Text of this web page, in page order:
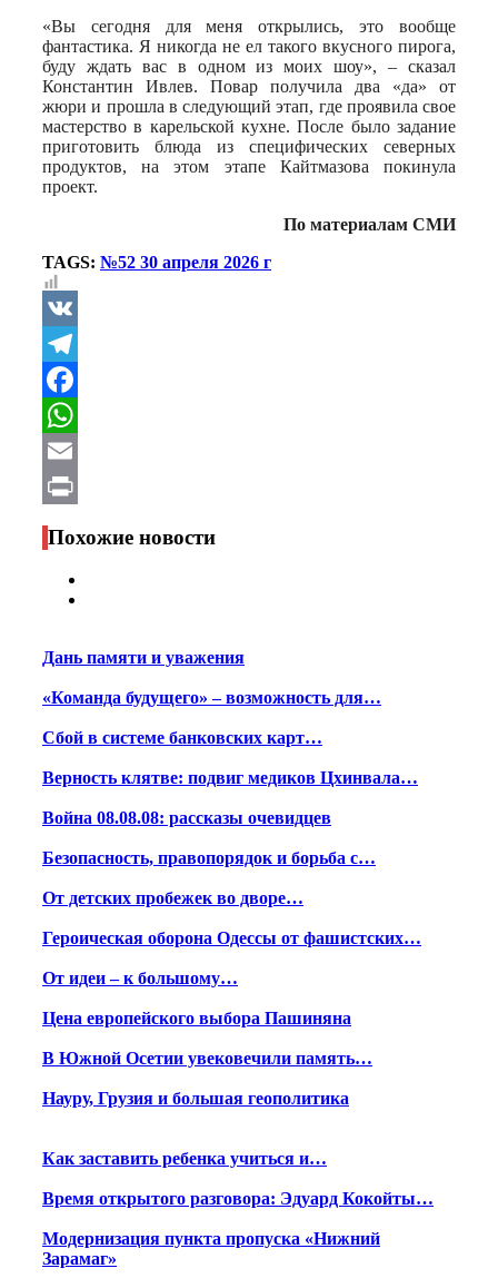
«Вы сегодня для меня открылись, это вообще
фантастика. Я никогда не ел такого вкусного пирога,
буду ждать вас в одном из моих шоу», – сказал
Константин Ивлев. Повар получила два «да» от
жюри и прошла в следующий этап, где проявила свое
мастерство в карельской кухне. После было задание
приготовить блюда из специфических северных
продуктов, на этом этапе Кайтмазова покинула
проект.
По материалам СМИ
TAGS: №52 30 апреля 2026 г
VK
Telegram
Facebook
WhatsApp
Email
Print
Похожие новости
Дань памяти и уважения
«Команда будущего» – возможность для…
Сбой в системе банковских карт…
Верность клятве: подвиг медиков Цхинвала…
Война 08.08.08: рассказы очевидцев
Безопасность, правопорядок и борьба с…
От детских пробежек во дворе…
Героическая оборона Одессы от фашистских…
От идеи – к большому…
Цена европейского выбора Пашиняна
В Южной Осетии увековечили память…
Науру, Грузия и большая геополитика
Как заставить ребенка учиться и…
Время открытого разговора: Эдуард Кокойты…
Модернизация пункта пропуска «Нижний
Зарамаг»